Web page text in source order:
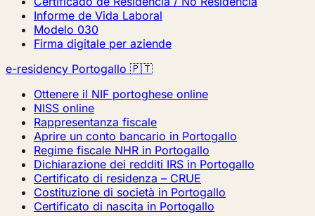
Informe de Vida Laboral
Modelo 030
Firma digitale per aziende
e-residency Portogallo 🇵🇹
Ottenere il NIF portoghese online
NISS online
Rappresentanza fiscale
Aprire un conto bancario in Portogallo
Regime fiscale NHR in Portogallo
Dichiarazione dei redditi IRS in Portogallo
Certificato di residenza – CRUE
Costituzione di società in Portogallo
Certificato di nascita in Portogallo